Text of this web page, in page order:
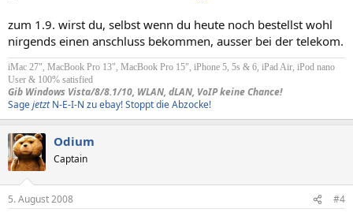
zum 1.9. wirst du, selbst wenn du heute noch bestellst wohl
nirgends einen anschluss bekommen, ausser bei der telekom.
iMac 27", MacBook Pro 13", MacBook Pro 15", iPhone 5, 5s & 6, iPad Air, iPod nano
User & 100% satisfied
Gib Windows Vista/8/8.1/10, WLAN, dLAN, VoIP keine Chance!
SagejetztN-E-I-N zu ebay! Stoppt die Abzocke!
Odium
Captain
5. August 2008 #4